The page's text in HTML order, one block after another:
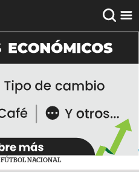
FÚTBOL NACIONAL